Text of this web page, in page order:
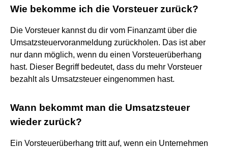
Wie bekomme ich die Vorsteuer zurück?
Die Vorsteuer kannst du dir vom Finanzamt über die
Umsatzsteuervoranmeldung zurückholen. Das ist aber
nur dann möglich, wenn du einen Vorsteuerüberhang
hast. Dieser Begriff bedeutet, dass du mehr Vorsteuer
bezahlt als Umsatzsteuer eingenommen hast.
Wann bekommt man die Umsatzsteuer
wieder zurück?
Ein Vorsteuerüberhang tritt auf, wenn ein Unternehmen